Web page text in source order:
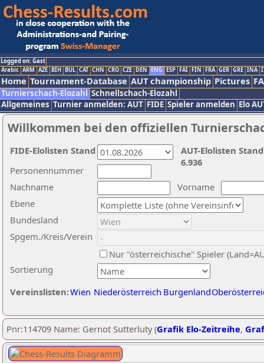
Logged on: Gast
Arabic ARM AZE BIH BUL CAT CHN CRO CZE DEN ENG ESP FAI FIN FRA GER GRE INA
Home Tournament-Database AUT championship Pictures
Turnierschach-Elozahl Schnellschach-Elozahl
Allgemeines Turnier anmelden: AUT FIDE Spieler anmelden Elo
Willkommen bei den offiziellen
Nachname
Vorname
Ebene
Sortierung
Personennummer
Bundesland
Spgem./Kreis/Verein
Nur "österreichische" Spieler
Vereinslisten:Wien Niederösterreich Burgenland
AUT-Elolisten
6.936
FIDE-Elolisten Stand
Pnr:114709 Name: Gernot Sutterluty (Grafik Elo-Zeitreihe,